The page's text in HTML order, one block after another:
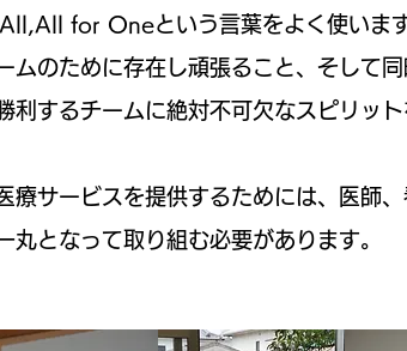
for Oneという言葉をよく使います
ムのために存在し頑張ること、そして
利するチームに絶対不可欠なスピリット
療サービスを提供するためには、医師
丸となって取り組む必要があります。